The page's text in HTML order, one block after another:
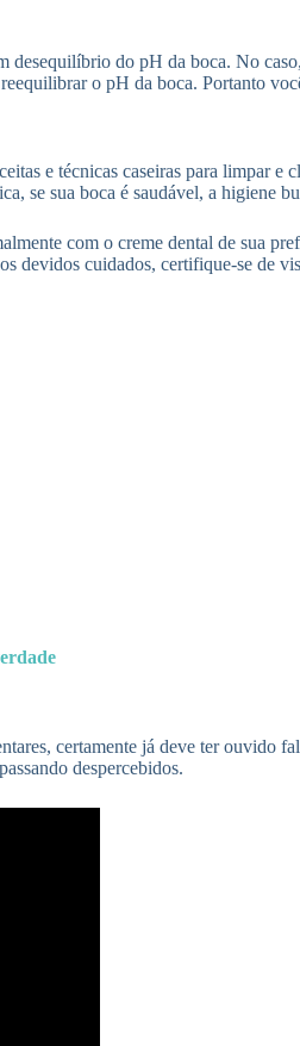
desequilíbrio do pH da boca. No
o pH da boca. Portanto
e técnicas caseiras para limpar
se sua boca é saudável, a higiene
com o creme dental de sua
devidos cuidados, certifique-se de
certamente já deve ter
despercebidos.